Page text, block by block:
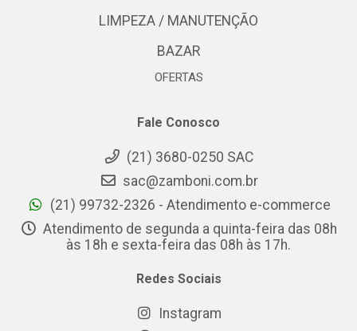
LIMPEZA / MANUTENÇÃO
BAZAR
OFERTAS
Fale Conosco
(21) 3680-0250 SAC
sac@zamboni.com.br
(21) 99732-2326 - Atendimento e-commerce
Atendimento de segunda a quinta-feira das 08h
às 18h e sexta-feira das 08h às 17h.
Redes Sociais
Instagram